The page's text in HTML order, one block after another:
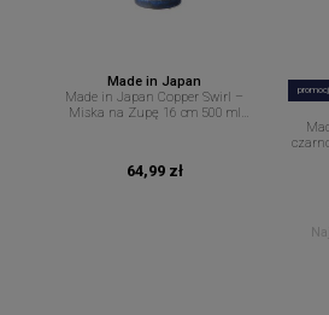
Made in Japan
Made in Japan Copper Swirl –
Miska na Zupę 16 cm 500 ml
64,99 zł